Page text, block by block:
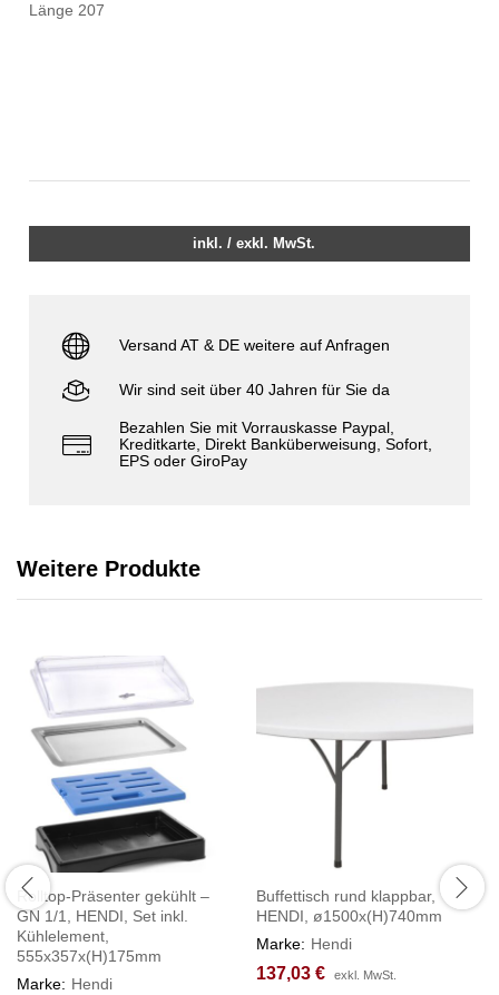
Länge 207
inkl. / exkl. MwSt.
Versand AT & DE weitere auf Anfragen
Wir sind seit über 40 Jahren für Sie da
Bezahlen Sie mit Vorrauskasse Paypal,
Kreditkarte, Direkt Banküberweisung, Sofort,
EPS oder GiroPay
Weitere Produkte
Rolltop-Präsenter gekühlt –
GN 1/1, HENDI, Set inkl.
Kühlelement,
555x357x(H)175mm
Marke: Hendi
Buffettisch rund klappbar,
HENDI, ø1500x(H)740mm
Marke: Hendi
137,03 € exkl. MwSt.